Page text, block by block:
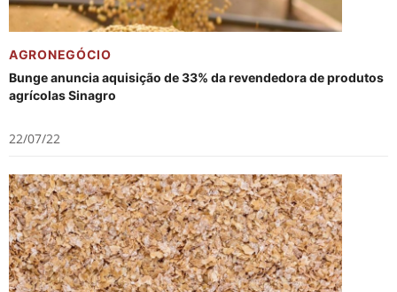
AGRONEGÓCIO
Bunge anuncia aquisição de 33% da revendedora de produtos
agrícolas Sinagro
22/07/22